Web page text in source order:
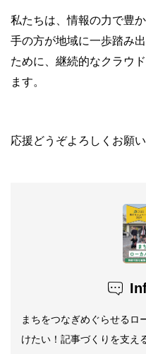
私たちは、情報の力で豊
手の方が地域に一歩踏み
ために、継続的なクラウ
ます。
応援どうぞよろしくお願い
まちをつなぎめぐらせるロ
けたい！記事づくりを支え